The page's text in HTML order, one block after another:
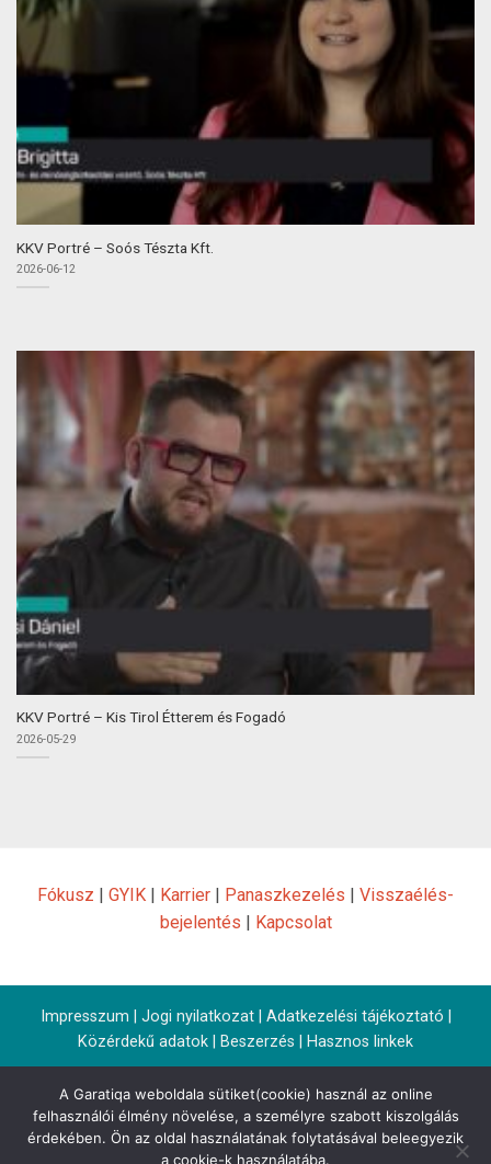
KKV Portré – Soós Tészta Kft.
2026-06-12
KKV Portré – Kis Tirol Étterem és Fogadó
2026-05-29
Fókusz | GYIK | Karrier | Panaszkezelés | Visszaélés-
bejelentés | Kapcsolat
Impresszum Jogi nyilatkozat| Adatkezelési tájékoztató
Közérdekű adatok
Beszerzés Hasznos linkek
A Garatiqa weboldala sütiket(cookie) használ az online
felhasználói élmény növelése, a személyre szabott kiszolgálás
érdekében. Ön az oldal használatának folytatásával beleegyezik
a cookie-k használatába.